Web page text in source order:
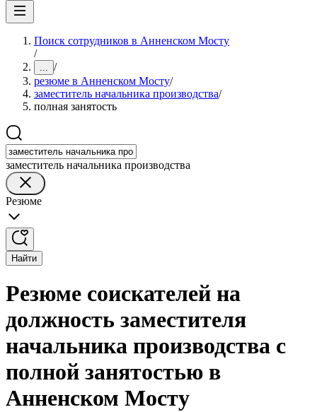
Поиск сотрудников в Анненском Мосту
/
... /
резюме в Анненском Мосту/
заместитель начальника производства/
полная занятость
заместитель начальника производства
Резюме
Найти
Резюме соискателей на
должность заместителя
начальника производства с
полной занятостью в
Анненском Мосту